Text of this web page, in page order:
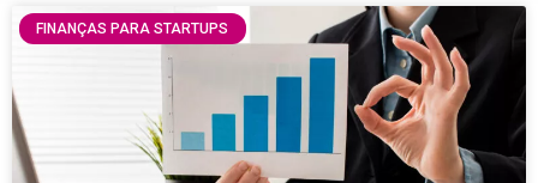
FINANÇAS PARA STARTUPS